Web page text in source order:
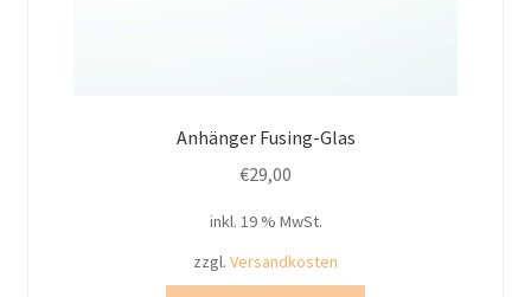
Anhänger Fusing-Glas
€29,00
inkl. 19 % MwSt.
zzgl. Versandkosten